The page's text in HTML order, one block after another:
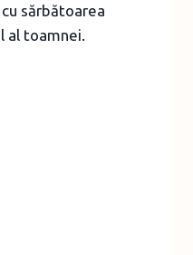
sărbătoarea
al toamnei.